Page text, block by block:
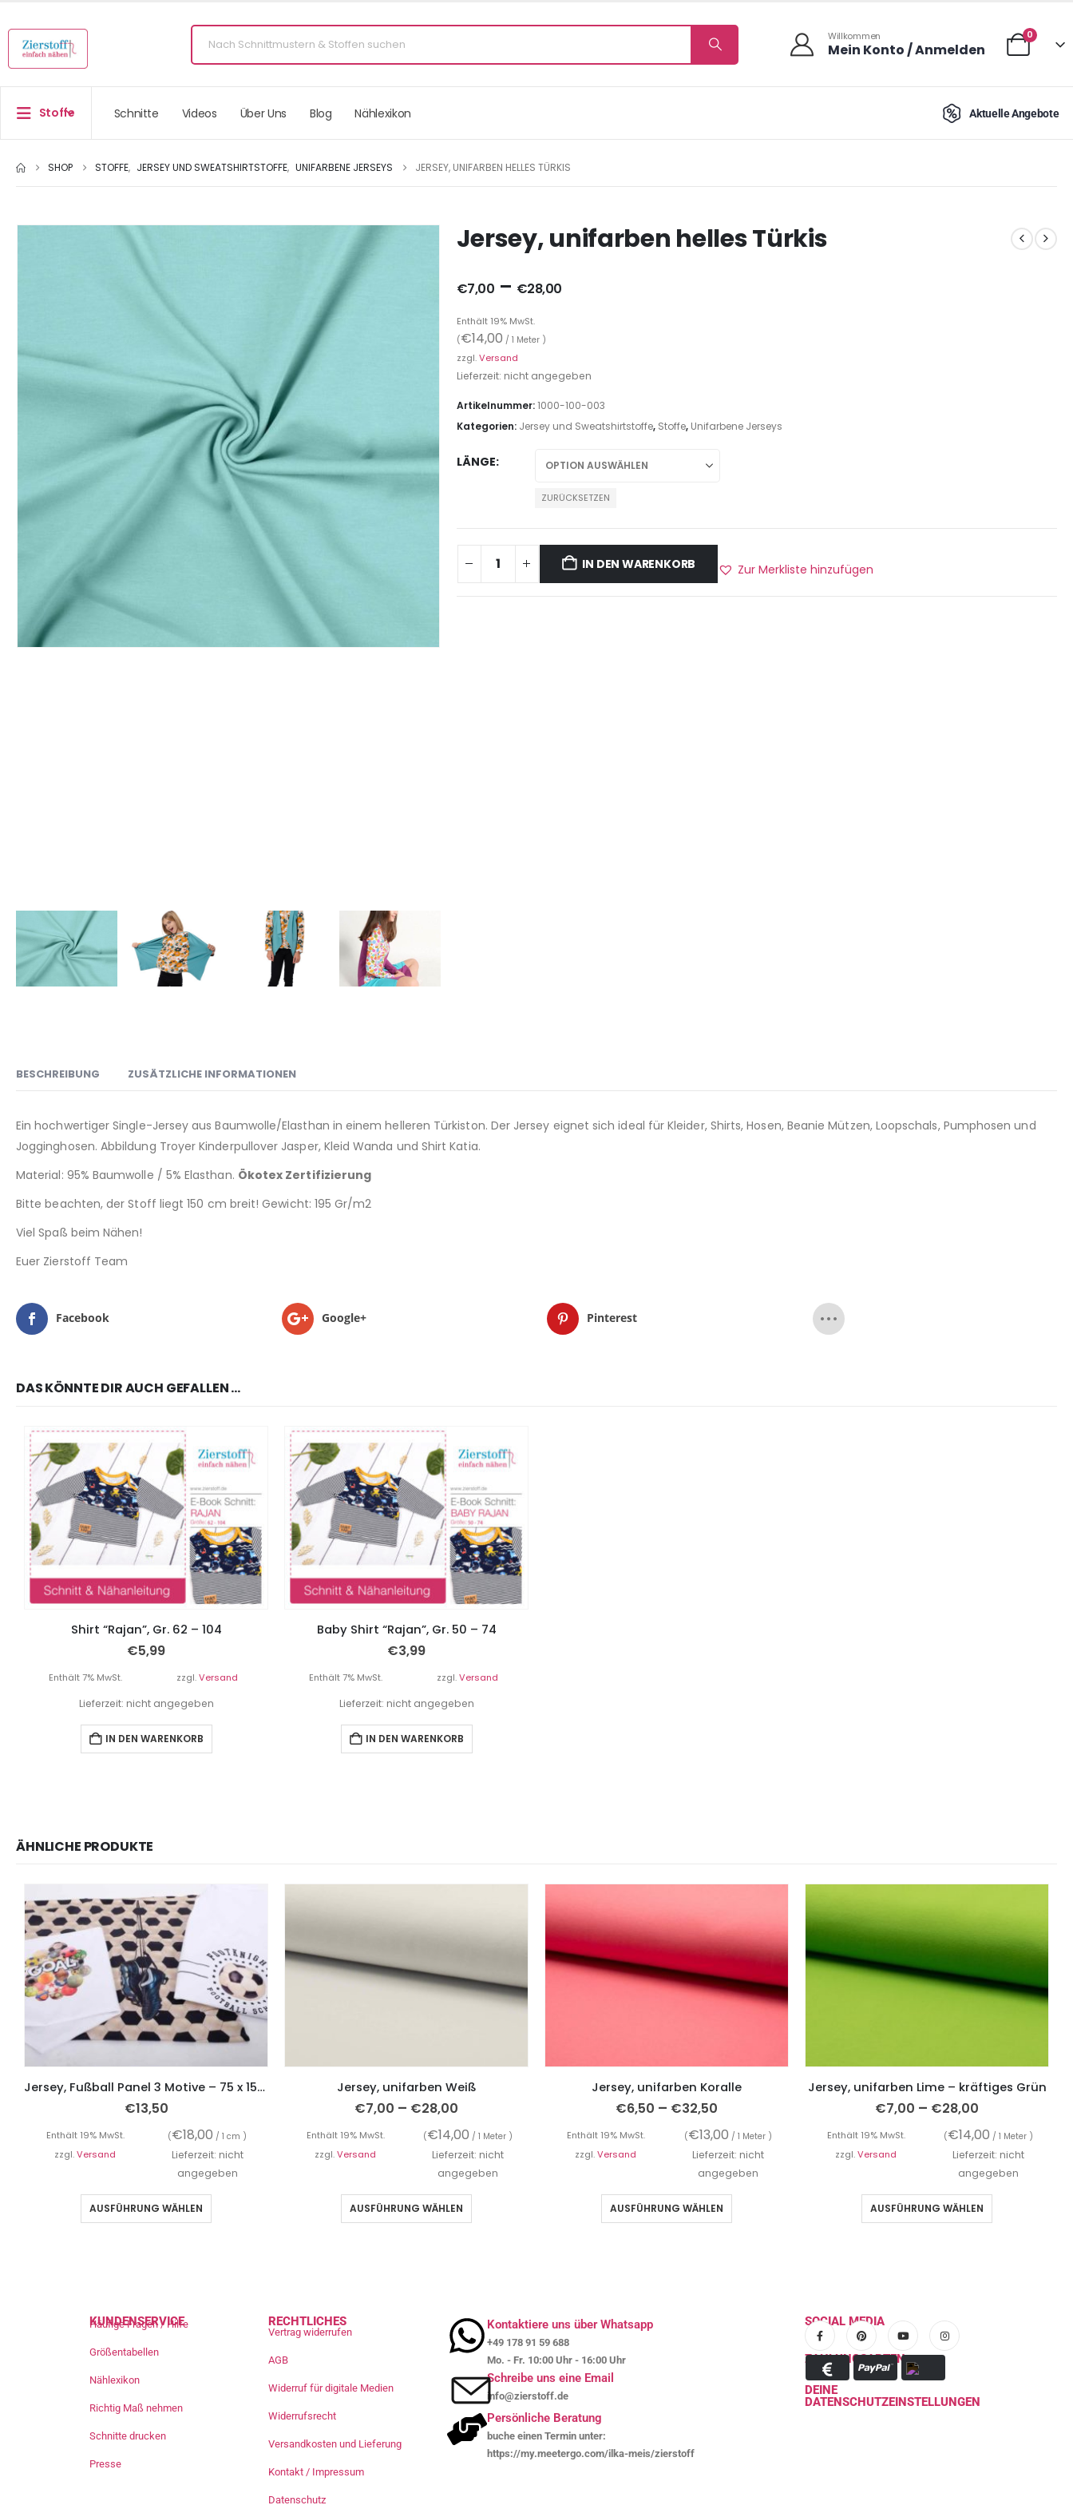
Willkommen
Mein Konto / Anmelden
0
Stoffe Schnitte Videos Über Uns Blog Nählexikon Aktuelle Angebote
SHOP STOFFE, JERSEY UND SWEATSHIRTSTOFFE, UNIFARBENE JERSEYS JERSEY, UNIFARBEN HELLES TÜRKIS
Jersey, unifarben helles Türkis
€7,00 – €28,00
Enthält 19% MwSt.
(€14,00 / 1 Meter )
zzgl.Versand
Lieferzeit: nicht angegeben
Artikelnummer:1000-100-003
Kategorien: Jersey und Sweatshirtstoffe, Stoffe, Unifarbene Jerseys
LÄNGE
ZURÜCKSETZEN
IN DEN WARENKORB Zur Merkliste hinzufügen
BESCHREIBUNG ZUSÄTZLICHE INFORMATIONEN
Ein hochwertiger Single-Jersey aus Baumwolle/Elasthan in einem helleren Türkiston. Der Jersey eignet sich ideal für Kleider, Shirts, Hosen, Beanie Mützen, Loopschals, Pumphosen und
Jogginghosen. Abbildung Troyer Kinderpullover Jasper, Kleid Wanda und Shirt Katia.
Material: 95% Baumwolle / 5% Elasthan. Ökotex Zertifizierung
Bitte beachten, der Stoff liegt 150 cm breit! Gewicht: 195 Gr/m2
Viel Spaß beim Nähen!
Euer Zierstoff Team
Facebook Google+ Pinterest
DAS KÖNNTE DIR AUCH GEFALLEN …
Shirt “Rajan”, Gr. 62 – 104
€5,99
Enthält 7% MwSt. zzgl.Versand
Lieferzeit: nicht angegeben
IN DEN WARENKORB
Baby Shirt “Rajan”, Gr. 50 – 74
€3,99
Enthält 7% MwSt. zzgl.Versand
Lieferzeit: nicht angegeben
IN DEN WARENKORB
ÄHNLICHE PRODUKTE
Jersey, Fußball Panel 3 Motive – 75 x 150 cm
€13,50
Enthält 19% MwSt. (€18,00 / 1 cm )
zzgl.Versand
Lieferzeit: nicht
angegeben
AUSFÜHRUNG WÄHLEN
Jersey, unifarben Weiß
€7,00 – €28,00
Enthält 19% MwSt. (€14,00 / 1 Meter )
zzgl.Versand
Lieferzeit: nicht
angegeben
AUSFÜHRUNG WÄHLEN
Jersey, unifarben Koralle
€6,50 – €32,50
Enthält 19% MwSt. (€13,00 / 1 Meter )
zzgl.Versand
Lieferzeit: nicht
angegeben
AUSFÜHRUNG WÄHLEN
Jersey, unifarben Lime – kräftiges Grün
€7,00 – €28,00
Enthält 19% MwSt. (€14,00 / 1 Meter )
zzgl.Versand
Lieferzeit: nicht
angegeben
AUSFÜHRUNG WÄHLEN
KUNDENSERVICE
Häufige Fragen / Hilfe
Größentabellen
Nählexikon
Richtig Maß nehmen
Schnitte drucken
Presse
RECHTLICHES
Vertrag widerrufen
AGB
Widerruf für digitale Medien
Widerrufsrecht
Versandkosten und Lieferung
Kontakt / Impressum
Datenschutz
Kontaktiere uns über Whatsapp
+49 178 91 59 688
Mo. - Fr. 10:00 Uhr - 16:00 Uhr
Schreibe uns eine Email
info@zierstoff.de
Persönliche Beratung
buche einen Termin unter:
https://my.meetergo.com/ilka-meis/zierstoff
SOCIAL MEDIA
ZAHLUNGSARTEN
DEINE
DATENSCHUTZEINSTELLUNGEN